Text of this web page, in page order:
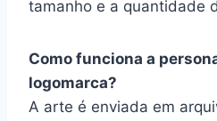
tamanho e a quantidade
Como funciona a
logomarca?
A arte é enviada em